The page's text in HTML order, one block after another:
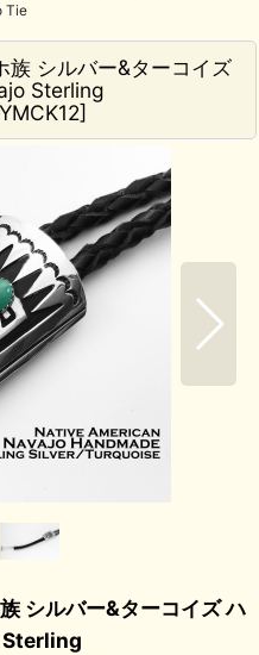
Tie
族 シルバー&ターコイズ
Sterling
YMCK12]
シルバー&ターコイズ ハ
Sterling